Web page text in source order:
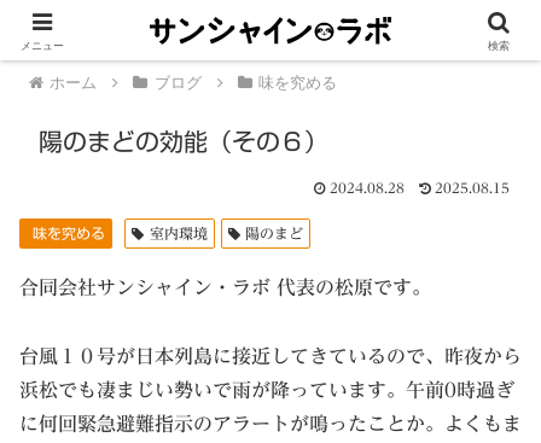
ホーム ブログ 味を究める
陽のまどの効能（その６）
2024.08.28 2025.08.15
味を究める 室内環境 陽のまど
合同会社サンシャイン・ラボ 代表の松原です。
台風１０号が日本列島に接近してきているので、昨夜から
浜松でも凄まじい勢いで雨が降っています。午前0時過ぎ
に何回緊急避難指示のアラートが鳴ったことか。よくもま
メニュー 検索